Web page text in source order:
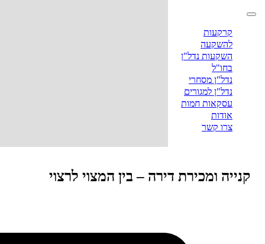
קרקעות
להשקעה
השקעות נדל"ן
בחו"ל
נדל"ן מסחרי
נדל"ן למגורים
עסקאות חמות
אודות
צרו קשר
קנייה ומכירת דירה – בין המצוי לרצוי